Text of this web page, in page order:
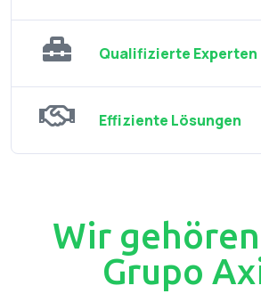
Qualifizierte Experten
Effiziente Lösungen
Wir
Grupo